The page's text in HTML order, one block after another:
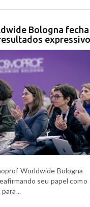
Bologna fecha
Worldwide Bologna
seu papel como